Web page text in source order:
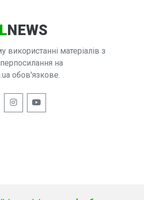
NEWS
використанні матеріалів з
на
обов'язкове.